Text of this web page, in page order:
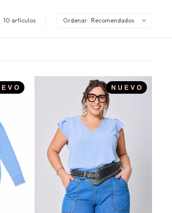
10 artículos Recomendados